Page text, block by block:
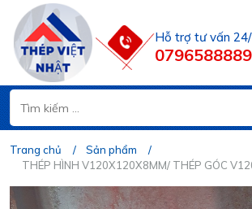
Hỗ trợ tư vấn
0796588889
Trang chủ
Sản phẩm
THÉP HÌNH V120X120X8MM/ THÉP GÓC